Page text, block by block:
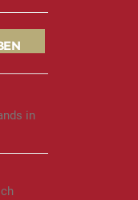
in